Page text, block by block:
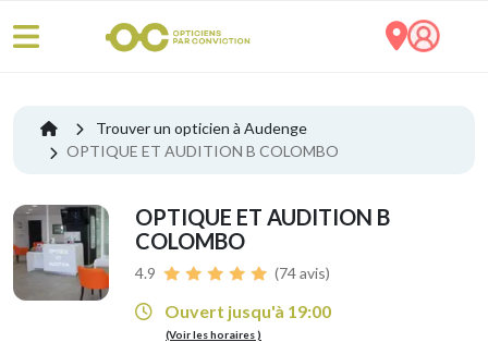
Trouver un opticien à Audenge
OPTIQUE ET AUDITION B COLOMBO
OPTIQUE ET AUDITION B
COLOMBO
4.9 (74 avis)
Ouvert jusqu'à 19:00
(Voir les horaires )